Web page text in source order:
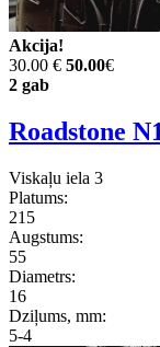
Akcija!
30.00 € 50.00€
2 gab
Roadstone
Viskaļu iela 3
Platums:
215
Augstums:
55
Diametrs:
16
Dziļums, mm:
5-4